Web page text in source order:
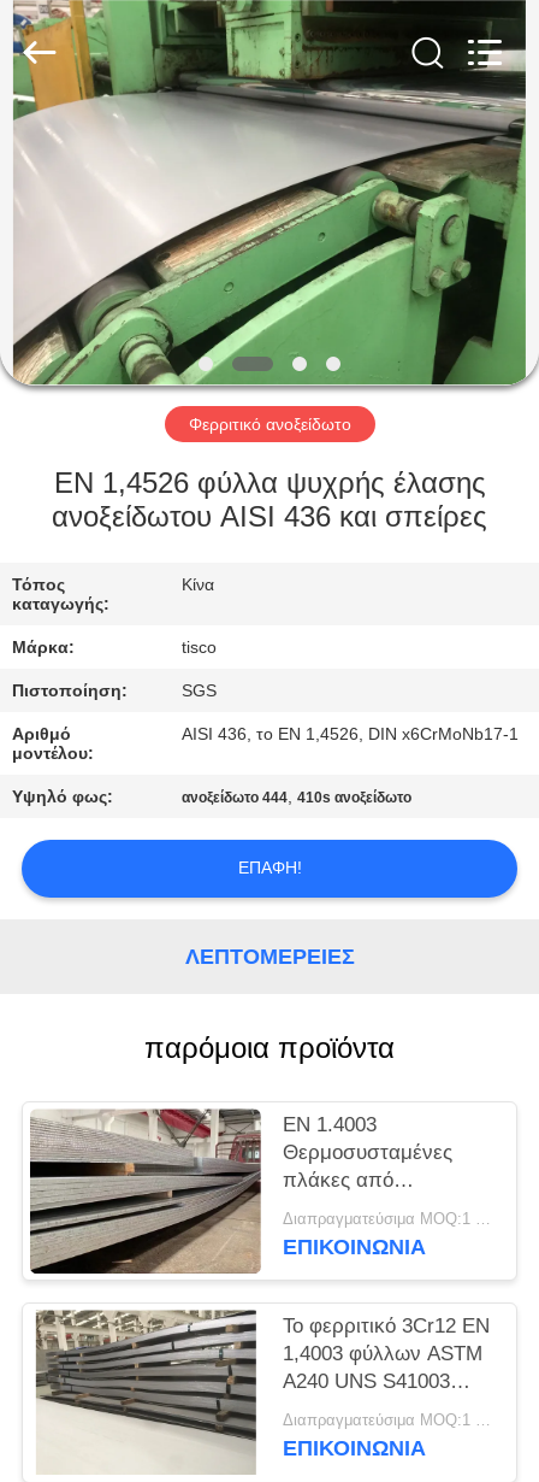
ΣΠΊΤΙ
ΠΡΟΪΌΝΤΑ
ΒΊΝΤΕΟ
ΠΕΡΊΠΟΥ
ΕΜΕΊΣ
ΓΎΡΟΣ
ΕΡΓΟΣΤΑΣΊΩΝ
ΠΟΙΟΤΙΚΌΣ
ΈΛΕΓΧΟΣ
ΜΑΣ
ΕΛΆΤΕ
ΣΕ
ΜΕ
SITEMAP
PRIVACY
POLICY
Special
Steel
Co.,
Ltd.
Rights
Reserved.
Φερριτικό ανοξείδωτο
EN 1,4526 φύλλα ψυχρής έλασης
ανοξείδωτου AISI 436 και σπείρες
Τόπος
καταγωγής:
Κίνα
Μάρκα: tisco
Πιστοποίηση: SGS
Αριθμό
μοντέλου:
AISI 436, το EN 1,4526, DIN x6CrMoNb17-1
Υψηλό φως: ανοξείδωτο 444,410s ανοξείδωτο
ΕΠΑΦΉ!
ΛΕΠΤΟΜΈΡΕΙΕΣ
παρόμοια προϊόντα
EN 1.4003
Θερμοσυσταμένες
πλάκες από
ανοξείδωτο χάλυβα
UNS S41003
Διαπραγματεύσιμα MOQ:1 τόνος
ΕΠΙΚΟΙΝΩΝΊΑ
Το φερριτικό 3Cr12 EN
1,4003 φύλλων ASTM
A240 UNS S41003
ανοξείδωτου Unility
Διαπραγματεύσιμα MOQ:1 τόνος
ΕΠΙΚΟΙΝΩΝΊΑ